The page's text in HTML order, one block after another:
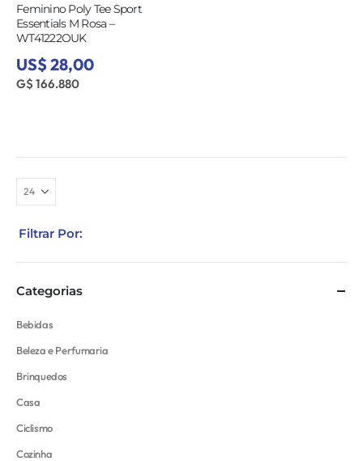
Feminino Poly Tee Sport
Essentials M Rosa –
WT41222OUK
US$ 28,00
G$ 166.880
Filtrar Por:
Categorias
Bebidas
Beleza e Perfumaria
Brinquedos
Casa
Ciclismo
Cozinha